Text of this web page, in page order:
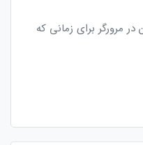
برای زمانی که